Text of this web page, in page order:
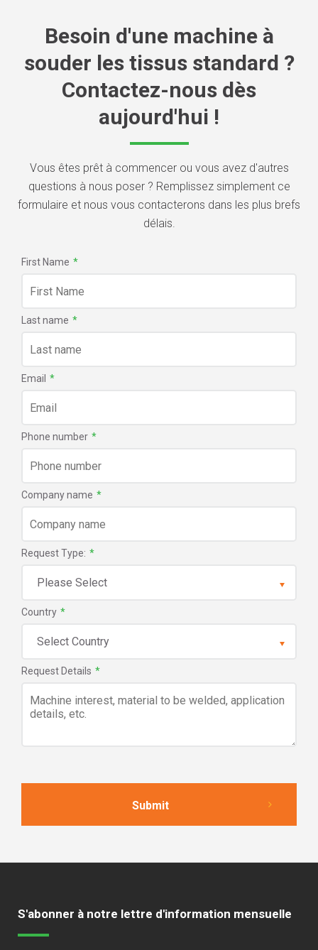
Besoin d'une machine à
souder les tissus standard ?
Contactez-nous dès
aujourd'hui !
Vous êtes prêt à commencer ou vous avez d'autres
questions à nous poser ? Remplissez simplement ce
formulaire et nous vous contacterons dans les plus brefs
délais.
First Name *
Last name *
Email *
Phone number *
Company name *
Request Type: *
Country *
Request Details *
S'abonner à notre lettre d'information mensuelle